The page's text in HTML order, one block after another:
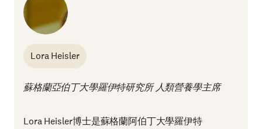
Lora Heisler
蘇格蘭亞伯丁大學羅伊特研究所 人類營養學主席
Lora Heisler博士是蘇格蘭阿伯丁大學羅伊特